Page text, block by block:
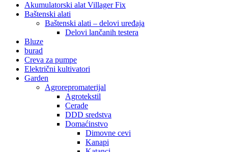
Akumulatorski alat Villager Fix
Baštenski alati
Baštenski alati – delovi uređaja
Delovi lančanih testera
Bluze
burad
Creva za pumpe
Električni kultivatori
Garden
Agrorepromaterijal
Agrotekstil
Cerade
DDD sredstva
Domaćinstvo
Dimovne cevi
Kanapi